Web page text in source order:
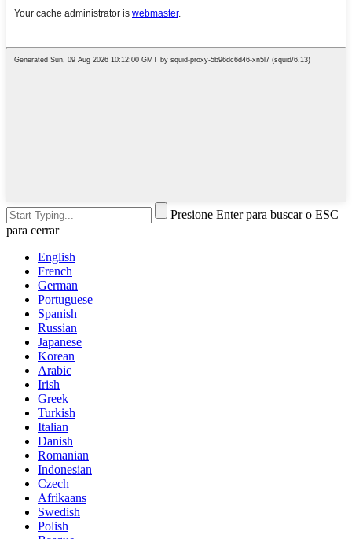
Presione Enter para buscar o ESC
para cerrar
English
French
German
Portuguese
Spanish
Russian
Japanese
Korean
Arabic
Irish
Greek
Turkish
Italian
Danish
Romanian
Indonesian
Czech
Afrikaans
Swedish
Polish